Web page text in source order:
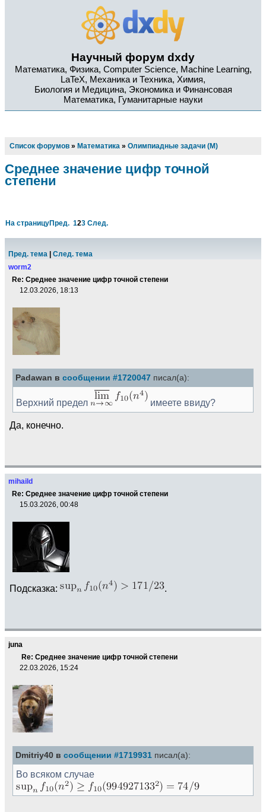
Научный форум dxdy
Математика, Физика, Computer Science, Machine Learning,
LaTeX, Механика и Техника, Химия,
Биология и Медицина, Экономика и Финансовая
Математика, Гуманитарные науки
Список форумов » Математика » Олимпиадные задачи (М)
Среднее значение цифр точной
степени
На страницуПред. 123 След.
Пред. тема
След. тема
worm2
Re: Среднее значение цифр точной степени
12.03.2026, 18:13
Padawan в сообщении #1720047 писал(а):
Верхний предел имеете ввиду?
Да, конечно.
mihaild
Re: Среднее значение цифр точной степени
15.03.2026, 00:48
Подсказка: .
juna
Re: Среднее значение цифр точной степени
22.03.2026, 15:24
Dmitriy40 в сообщении #1719931 писал(а):
Во всяком случае